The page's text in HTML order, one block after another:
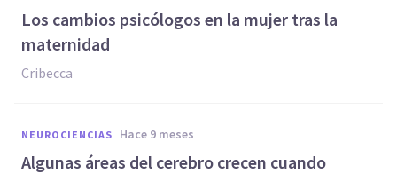
Los cambios psicólogos en la mujer tras la
maternidad
Cribecca
NEUROCIENCIAS hace 9 meses
Algunas áreas del cerebro crecen cuando